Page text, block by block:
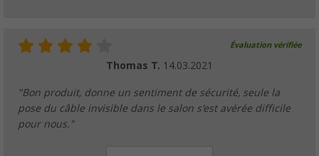
Évaluation vérifiée
Thomas T. 14.03.2021
"Bon produit, donne un sentiment de sécurité, seule la
pose du câble invisible dans le salon s'est avérée difficile
pour nous."